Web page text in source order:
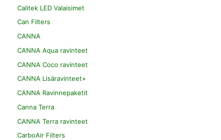
Calitek LED Valaisimet
Can Filters
CANNA
CANNA Aqua ravinteet
CANNA Coco ravinteet
CANNA Lisäravinteet+
CANNA Ravinnepaketit
Canna Terra
CANNA Terra ravinteet
CarboAir Filters